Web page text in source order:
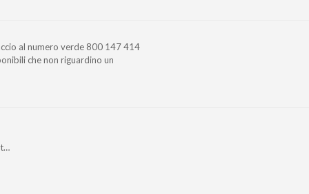
al numero verde 800 147 414
che non riguardino un